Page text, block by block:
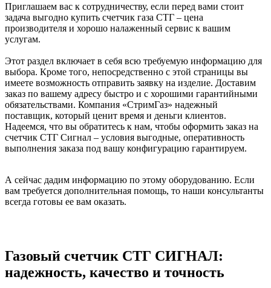
Приглашаем вас к сотрудничеству, если перед вами стоит
задача выгодно купить счетчик газа СТГ – цена
производителя и хорошо налаженный сервис к вашим
услугам.
Этот раздел включает в себя всю требуемую информацию для
выбора. Кроме того, непосредственно с этой страницы вы
имеете возможность отправить заявку на изделие. Доставим
заказ по вашему адресу быстро и с хорошими гарантийными
обязательствами. Компания «СтримГаз» надежный
поставщик, который ценит время и деньги клиентов.
Надеемся, что вы обратитесь к нам, чтобы оформить заказ на
счетчик СТГ Сигнал – условия выгодные, оперативность
выполнения заказа под вашу конфигурацию гарантируем.
А сейчас дадим информацию по этому оборудованию. Если
вам требуется дополнительная помощь, то наши консультанты
всегда готовы ее вам оказать.
Газовый счетчик СТГ СИГНАЛ:
надежность, качество и точность